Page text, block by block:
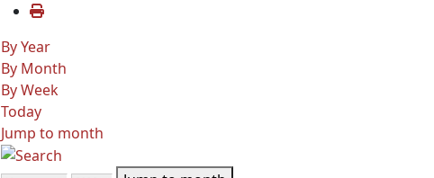
By Year
By Month
By Week
Today
Jump to month